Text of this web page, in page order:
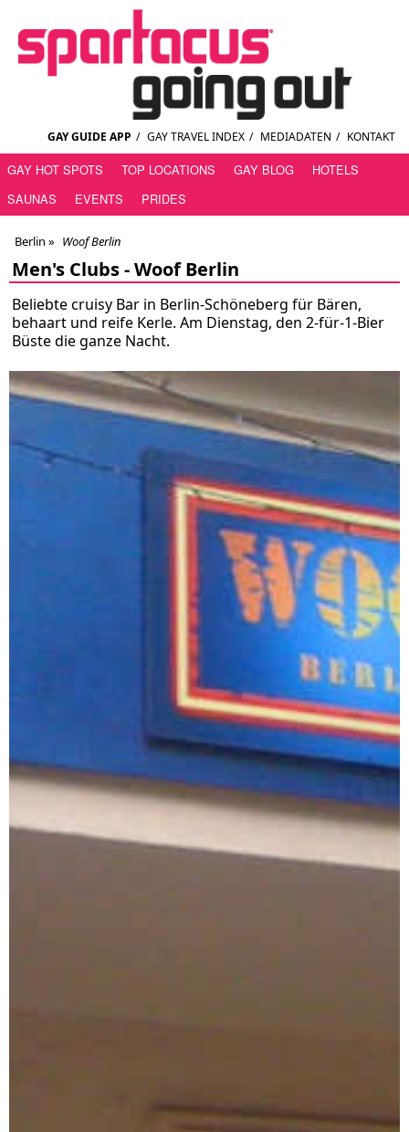
GAY GUIDE APP / GAY TRAVEL INDEX / MEDIADATEN / KONTAKT
GAY HOT SPOTS TOP LOCATIONS GAY BLOG
HOTELS
SAUNAS
EVENTS PRIDES
Berlin » Woof Berlin
Men's Clubs -Woof Berlin
Beliebte cruisy Bar in Berlin-Schöneberg für Bären,
behaart und reife Kerle. Am Dienstag, den 2-für-1-Bier
Büste die ganze Nacht.